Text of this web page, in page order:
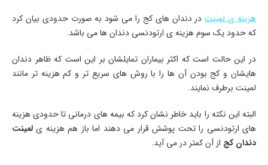
هزینه ی لمینتدر دندان های کج را می شود به صورت حدودی بیان کرد
که حدود یک سوم هزینه ی ارتودنسی دندان ها می باشد.
در این حالت است که اکثر بیماران تمایلشان بر این است که ظاهر دندان
هایشان و کج بودن آن ها را با روش های سریع تر و کم هزینه تر مانند
لمینت برطرف نمایند.
البته این نکته را باید خاطر نشان کرد که بیمه های درمانی تا حدودی هزینه
های ارتودنسی را تحت پوشش قرار می دهند اما باز هم هزینه ی لمینت
دندان کج از آن کمتر در می آید.